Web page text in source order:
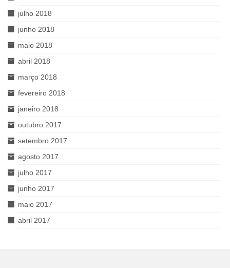
julho 2018
junho 2018
maio 2018
abril 2018
março 2018
fevereiro 2018
janeiro 2018
outubro 2017
setembro 2017
agosto 2017
julho 2017
junho 2017
maio 2017
abril 2017